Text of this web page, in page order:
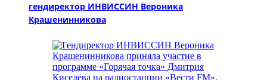
гендиректор ИНВИССИН Вероника
Крашенинникова